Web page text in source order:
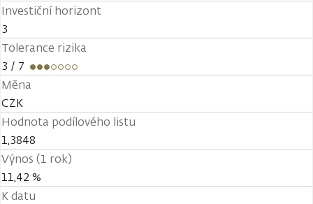
Investiční horizont
3
Tolerance rizika
3 / 7
Měna
CZK
Hodnota podílového listu
1,3848
Výnos (1 rok)
11,42 %
K datu